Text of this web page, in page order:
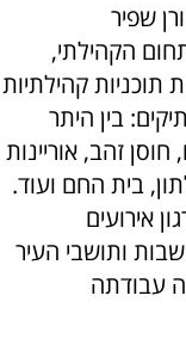
שפיר
כבר 8 שנים בתחום הקהילתי,
תוכניות קהילתיות
בין היתר
זהב, אוריינות
בית החם ועוד.
אירועים
ותושבי העיר
עבודתה